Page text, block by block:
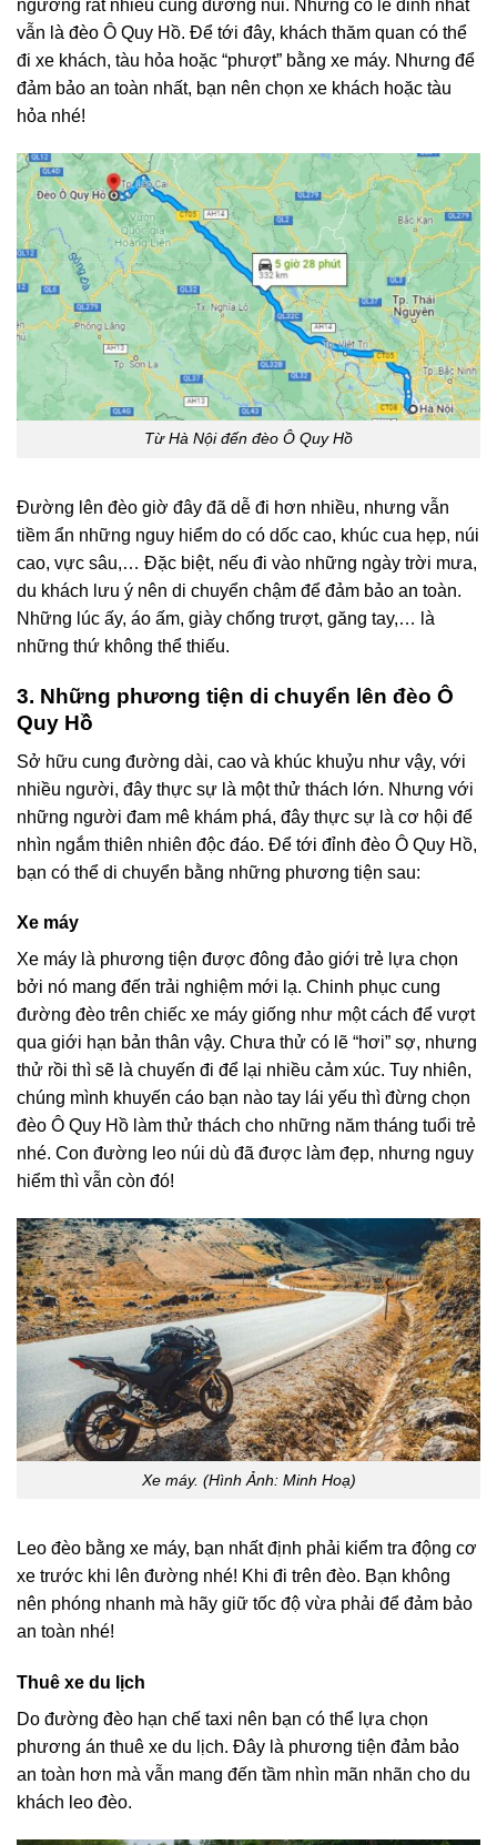
ngưỡng rất nhiều cung đường núi. Nhưng có lẽ đỉnh nhất
vẫn là đèo Ô Quy Hồ. Để tới đây, khách thăm quan có thể
đi xe khách, tàu hỏa hoặc “phượt” bằng xe máy. Nhưng để
đảm bảo an toàn nhất, bạn nên chọn xe khách hoặc tàu
hỏa nhé!
Từ Hà Nội đến đèo Ô Quy Hồ
Đường lên đèo giờ đây đã dễ đi hơn nhiều, nhưng vẫn
tiềm ẩn những nguy hiểm do có dốc cao, khúc cua hẹp, núi
cao, vực sâu,… Đặc biệt, nếu đi vào những ngày trời mưa,
du khách lưu ý nên di chuyển chậm để đảm bảo an toàn.
Những lúc ấy, áo ấm, giày chống trượt, găng tay,… là
những thứ không thể thiếu.
3. Những phương tiện di chuyển lên đèo Ô
Quy Hồ
Sở hữu cung đường dài, cao và khúc khuỷu như vậy, với
nhiều người, đây thực sự là một thử thách lớn. Nhưng với
những người đam mê khám phá, đây thực sự là cơ hội để
nhìn ngắm thiên nhiên độc đáo. Để tới đỉnh đèo Ô Quy Hồ,
bạn có thể di chuyển bằng những phương tiện sau:
Xe máy
Xe máy là phương tiện được đông đảo giới trẻ lựa chọn
bởi nó mang đến trải nghiệm mới lạ. Chinh phục cung
đường đèo trên chiếc xe máy giống như một cách để vượt
qua giới hạn bản thân vậy. Chưa thử có lẽ “hơi” sợ, nhưng
thử rồi thì sẽ là chuyến đi để lại nhiều cảm xúc. Tuy nhiên,
chúng mình khuyến cáo bạn nào tay lái yếu thì đừng chọn
đèo Ô Quy Hồ làm thử thách cho những năm tháng tuổi trẻ
nhé. Con đường leo núi dù đã được làm đẹp, nhưng nguy
hiểm thì vẫn còn đó!
Xe máy. (Hình Ảnh: Minh Hoạ)
Leo đèo bằng xe máy, bạn nhất định phải kiểm tra động cơ
xe trước khi lên đường nhé! Khi đi trên đèo. Bạn không
nên phóng nhanh mà hãy giữ tốc độ vừa phải để đảm bảo
an toàn nhé!
Thuê xe du lịch
Do đường đèo hạn chế taxi nên bạn có thể lựa chọn
phương án thuê xe du lịch. Đây là phương tiện đảm bảo
an toàn hơn mà vẫn mang đến tầm nhìn mãn nhãn cho du
khách leo đèo.